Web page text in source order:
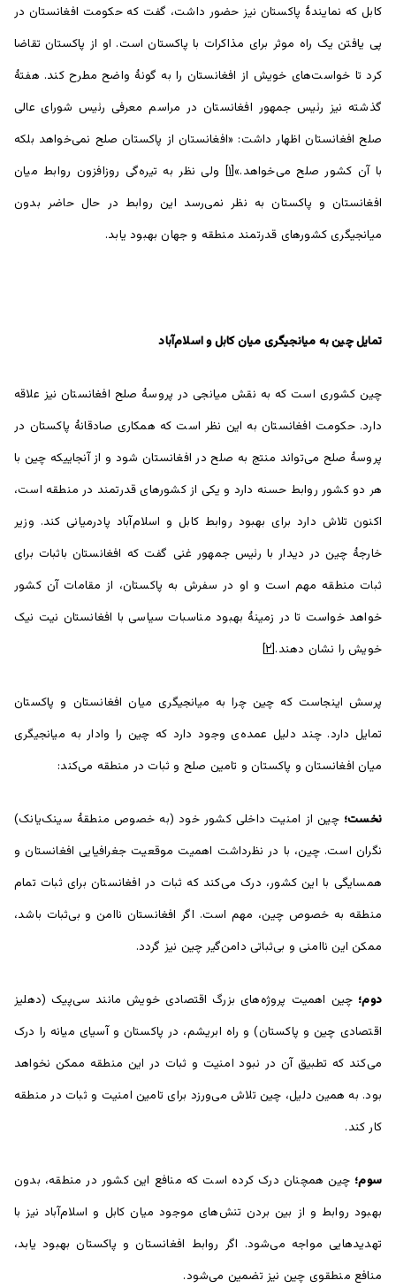
کابل که نمایندۀ پاکستان نیز حضور داشت، گفت که حکومت افغانستان در
پی یافتن یک راه موثر برای مذاکرات با پاکستان است. او از پاکستان تقاضا
کرد تا خواست‌های خویش از افغانستان را به گونۀ واضح مطرح کند. هفتۀ
گذشته نیز رئیس جمهور افغانستان در مراسم معرفی رئیس شورای عالی
صلح افغانستان اظهار داشت: «افغانستان از پاکستان صلح نمی‌خواهد بلکه
با آن کشور صلح می‌خواهد.»[۱]
ولی نظر به تیره‌گی روزافزون روابط میان
افغانستان و پاکستان به نظر نمی‌رسد این روابط در حال حاضر بدون
میانجیگری کشورهای قدرتمند منطقه و جهان بهبود یابد.
تمایل چین به میانجیگری میان کابل و اسلام‌آباد
چین کشوری است که به نقش میانجی در پروسۀ صلح افغانستان نیز علاقه
دارد. حکومت افغانستان به این نظر است که همکاری صادقانۀ پاکستان در
پروسۀ صلح می‌تواند منتج به صلح در افغانستان شود و از آنجاییکه چین با
هر دو کشور روابط حسنه دارد و یکی از کشورهای قدرتمند در منطقه است،
اکنون تلاش دارد برای بهبود روابط کابل و اسلام‌آباد پادرمیانی کند. وزیر
خارجۀ چین در دیدار با رئیس جمهور غنی گفت که افغانستان باثبات برای
ثبات منطقه مهم است و او در سفرش به پاکستان، از مقامات آن کشور
خواهد خواست تا در زمینۀ بهبود مناسبات سیاسی با افغانستان نیت نیک
خویش را نشان دهند.[۲]
پرسش اینجاست که چین چرا به میانجیگری میان افغانستان و پاکستان
تمایل دارد. چند دلیل عمده‌ی وجود دارد که چین را وادار به میانجیگری
میان افغانستان و پاکستان و تامین صلح و ثبات در منطقه می‌کند:
نخست؛ چین از امنیت داخلی کشور خود (به خصوص منطقۀ سینک‌یانک)
نگران است. چین، با در نظرداشت اهمیت موقعیت جغرافیایی افغانستان و
همسایگی با این کشور، درک می‌کند که ثبات در افغانستان برای ثبات تمام
منطقه به خصوص چین، مهم است. اگر افغانستان ناامن و بی‌ثبات باشد،
ممکن این‌ ناامنی و بی‌ثباتی دامن‌گیر چین نیز گردد.
دوم؛ چین اهمیت پروژه‌های بزرگ اقتصادی خویش مانند سی‌‌پیک (دهلیز
اقتصادی چین و پاکستان) و راه ابریشم، در پاکستان و آسیای میانه را درک
می‌کند که تطبیق آن در نبود امنیت و ثبات در این منطقه ممکن نخواهد
بود. به همین دلیل، چین تلاش می‌ورزد برای تامین امنیت و ثبات در منطقه
کار کند.
سوم؛ چین همچنان درک کرده است که منافع این کشور در منطقه، بدون
بهبود روابط و از بین بردن تنش‌های موجود میان کابل و اسلام‌آباد نیز با
تهدیدهایی مواجه می‌شود. اگر روابط افغانستان و پاکستان بهبود یابد،
منافع منطقوی چین نیز تضمین می‌شود.